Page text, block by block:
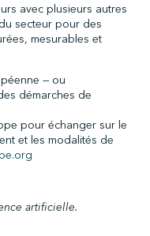
avec plusieurs autres
secteur pour des
mesurables et
— ou
démarches de
pour échanger sur le
et les modalités de
artificielle.